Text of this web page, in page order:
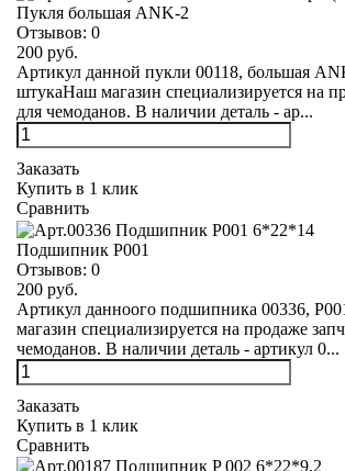
Пукля большая ANK-2
Отзывов: 0
200 руб.
Артикул данной пукли 00118, большая
штукаНаш магазин специализируется на
для чемоданов. В наличии деталь - ар...
Заказать
Купить в 1 клик
Сравнить
Подшипник Р001
Отзывов: 0
200 руб.
Артикул данноого подшипника 00336,
магазин специализируется на продаже
чемоданов. В наличии деталь - артикул 0...
Заказать
Купить в 1 клик
Сравнить